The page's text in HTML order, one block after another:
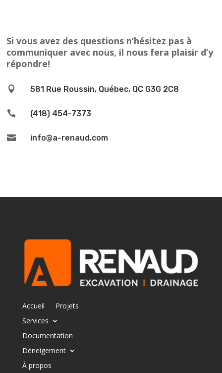
Si vous avez des questions n’hésitez pas à
communiquer avec nous, il nous fera plaisir d’y
répondre!
 581 Rue Roussin, Québec, QC G3G 2C8
 (418) 454-7373
 info@a-renaud.com
Accueil
Projets
Services
Documentation
Déneigement
À propos